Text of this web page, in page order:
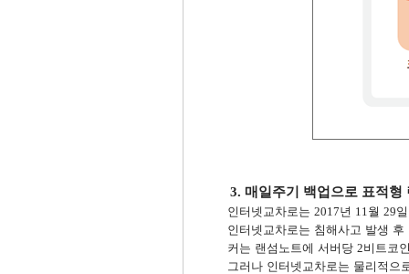
3. 매일주기 백업으로 표적형
인터넷교차로는 2017년 11월 29
인터넷교차로는 침해사고 발생
커는 랜섬노트에 서버당 2비트코
그러나 인터넷교차로는 물리적